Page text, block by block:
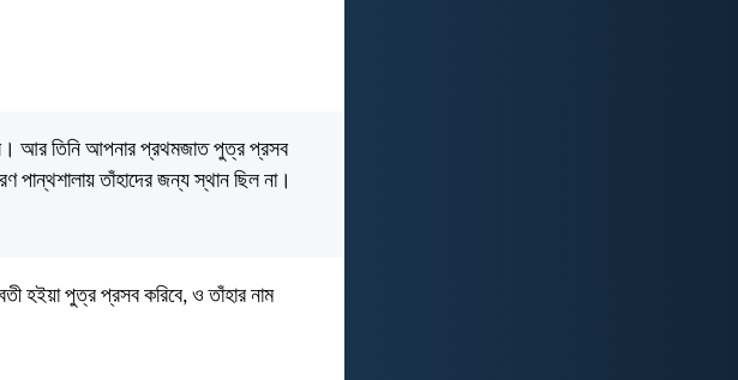
আর তিনি আপনার প্রথমজাত পুত্র প্রসব
পান্থশালায় তাঁহাদের জন্য স্থান ছিল না।
হইয়া পুত্র প্রসব করিবে, ও তাঁহার নাম